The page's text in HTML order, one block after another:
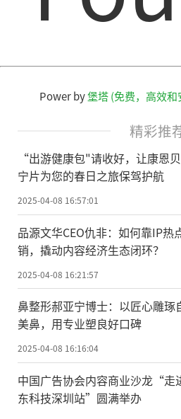
Power by堡塔 (免费，高效
精彩推
“出游健康包"请收好，让康恩
宁片为您的春日之旅保驾护航
2025-04-08 16:57:01
品源文华CEO仇非：如何靠IP热
销，撬动内容经济生态闭环？
2025-04-08 16:21:57
鼻整形郝亚宁博士：以匠心雕琢
美鼻，用专业塑良好口碑
2025-04-08 16:16:04
中国广告协会内容商业沙龙“走
东科技深圳站”圆满举办